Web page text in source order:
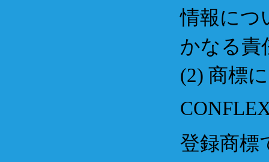
情報につ
かなる責
(2) 商標
登録商標